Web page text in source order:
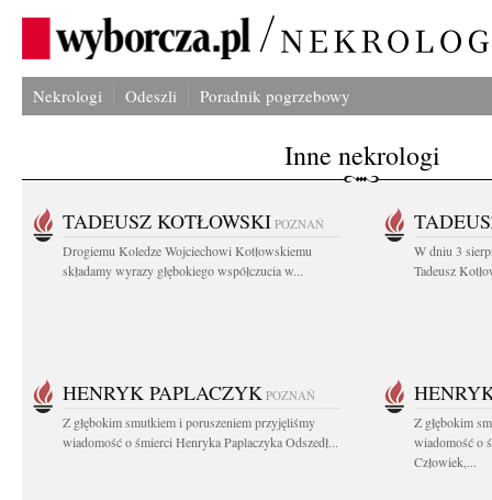
Nekrologi Odeszli Poradnik pogrzebowy
Inne nekrologi
TADEUSZ KOTŁOWSKI POZNAŃ
Drogiemu Koledze Wojciechowi Kotłowskiemu
składamy wyrazy głębokiego współczucia w...
W dniu 3
Tadeusz
HENRYK PAPLACZYK POZNAŃ
Z głębokim smutkiem i poruszeniem przyjęliśmy
wiadomość o śmierci Henryka Paplaczyka Odszedł...
Z głębokim
wiadomość o
Człowiek,...